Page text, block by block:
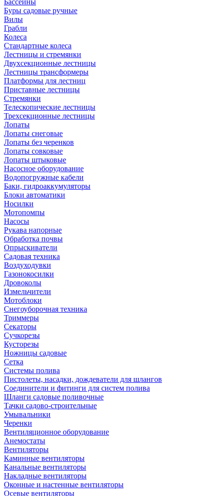
Бассейны
Буры садовые ручные
Вилы
Грабли
Колеса
Стандартные колеса
Лестницы и стремянки
Двухсекционные лестницы
Лестницы трансформеры
Платформы для лестниц
Приставные лестницы
Стремянки
Телескопические лестницы
Трехсекционные лестницы
Лопаты
Лопаты снеговые
Лопаты без черенков
Лопаты совковые
Лопаты штыковые
Насосное оборудование
Водопогружные кабели
Баки, гидроаккумуляторы
Блоки автоматики
Носилки
Мотопомпы
Насосы
Рукава напорные
Обработка почвы
Опрыскиватели
Садовая техника
Воздуходувки
Газонокосилки
Дровоколы
Измельчители
Мотоблоки
Снегоуборочная техника
Триммеры
Секаторы
Сучкорезы
Кусторезы
Ножницы садовые
Сетка
Системы полива
Пистолеты, насадки, дождеватели для шлангов
Соединители и фитинги для систем полива
Шланги садовые поливочные
Тачки садово-строительные
Умывальники
Черенки
Вентиляционное оборудование
Анемостаты
Вентиляторы
Каминные вентиляторы
Канальные вентиляторы
Накладные вентиляторы
Оконные и настенные вентиляторы
Осевые вентиляторы